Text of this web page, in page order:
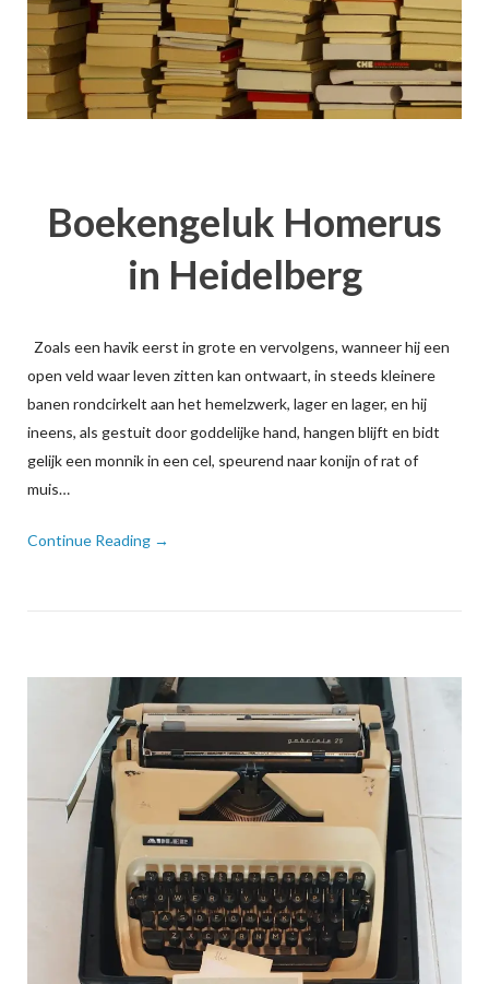
Boekengeluk Homerus
in Heidelberg
Zoals een havik eerst in grote en vervolgens, wanneer hij een
open veld waar leven zitten kan ontwaart, in steeds kleinere
banen rondcirkelt aan het hemelzwerk, lager en lager, en hij
ineens, als gestuit door goddelijke hand, hangen blijft en bidt
gelijk een monnik in een cel, speurend naar konijn of rat of
muis…
Continue Reading →